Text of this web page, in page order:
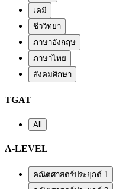
เคมี
ชีววิทยา
ภาษาอังกฤษ
ภาษาไทย
สังคมศึกษา
TGAT
All
A-LEVEL
คณิตศาสตร์ประยุกต์ 1